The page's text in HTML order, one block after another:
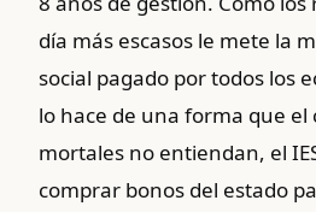
día más escasos le mete la
social pagado por todos los
lo hace de una forma que el
mortales no entiendan, el
comprar bonos del estado